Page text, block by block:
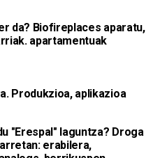
da? Biofireplaces aparatu,
apartamentuak
Produkzioa, aplikazioa
"Erespal" laguntza? Droga
erabilera,